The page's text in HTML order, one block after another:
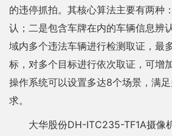
的违停抓拍。其核心算法主要有两种
认；二是包含车牌在内的车辆信息辨
域内多个违法车辆进行检测取证，最
标，对多个目标进行依次取证，可增
操作系统可以设置多达8个场景，满
求。
大华股份DH-ITC235-TF1A摄像